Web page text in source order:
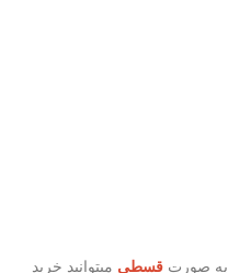
قسطی میتوانید خرید